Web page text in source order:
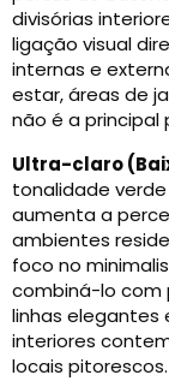
divisórias
ligação visual
internas e
estar, áreas de
não é a principal
Ultra-claro
tonalidade
aumenta a
ambientes
foco no
combiná-lo com
linhas elegantes
interiores
locais pitorescos.